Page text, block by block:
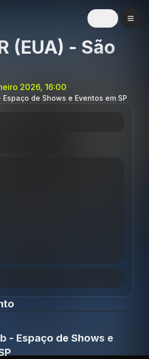
(EUA) - São
2026, 16:00
de Shows e Eventos em SP
- Espaço de Shows e